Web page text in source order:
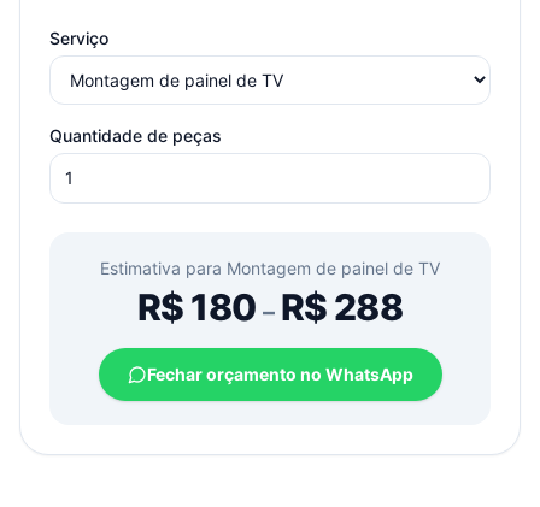
Serviço
Quantidade de peças
Estimativa para Montagem de painel de TV
R$180 –R$288
Fechar orçamento no WhatsApp